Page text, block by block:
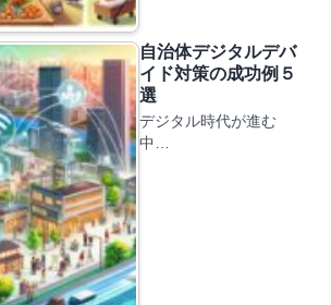
自治体デジタルデバ
イド対策の成功例５
選
デジタル時代が進む
中…